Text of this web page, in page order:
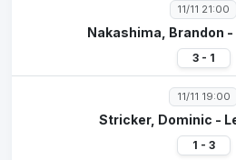
11/11 21:00
Nakashima, Brandon
3 - 1
11/11 19:00
Stricker, Dominic -
1 - 3